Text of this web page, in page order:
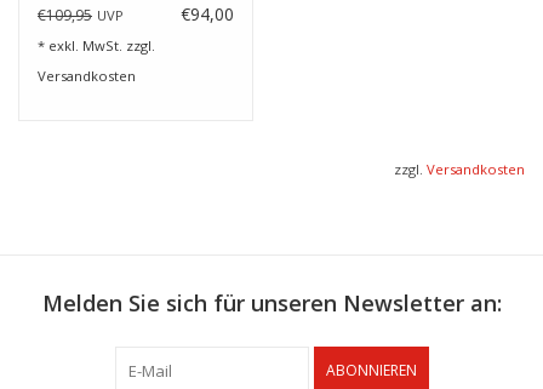
€109,95 UVP €94,00
* exkl. MwSt. zzgl.
Versandkosten
zzgl. Versandkosten
Melden Sie sich für unseren Newsletter an:
ABONNIEREN